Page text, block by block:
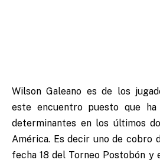
Wilson Galeano es de los
este encuentro puesto que
determinantes en los últimos
América. Es decir uno de cobro
fecha 18 del Torneo Postobón y